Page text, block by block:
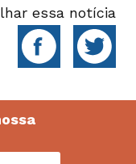
essa notícia